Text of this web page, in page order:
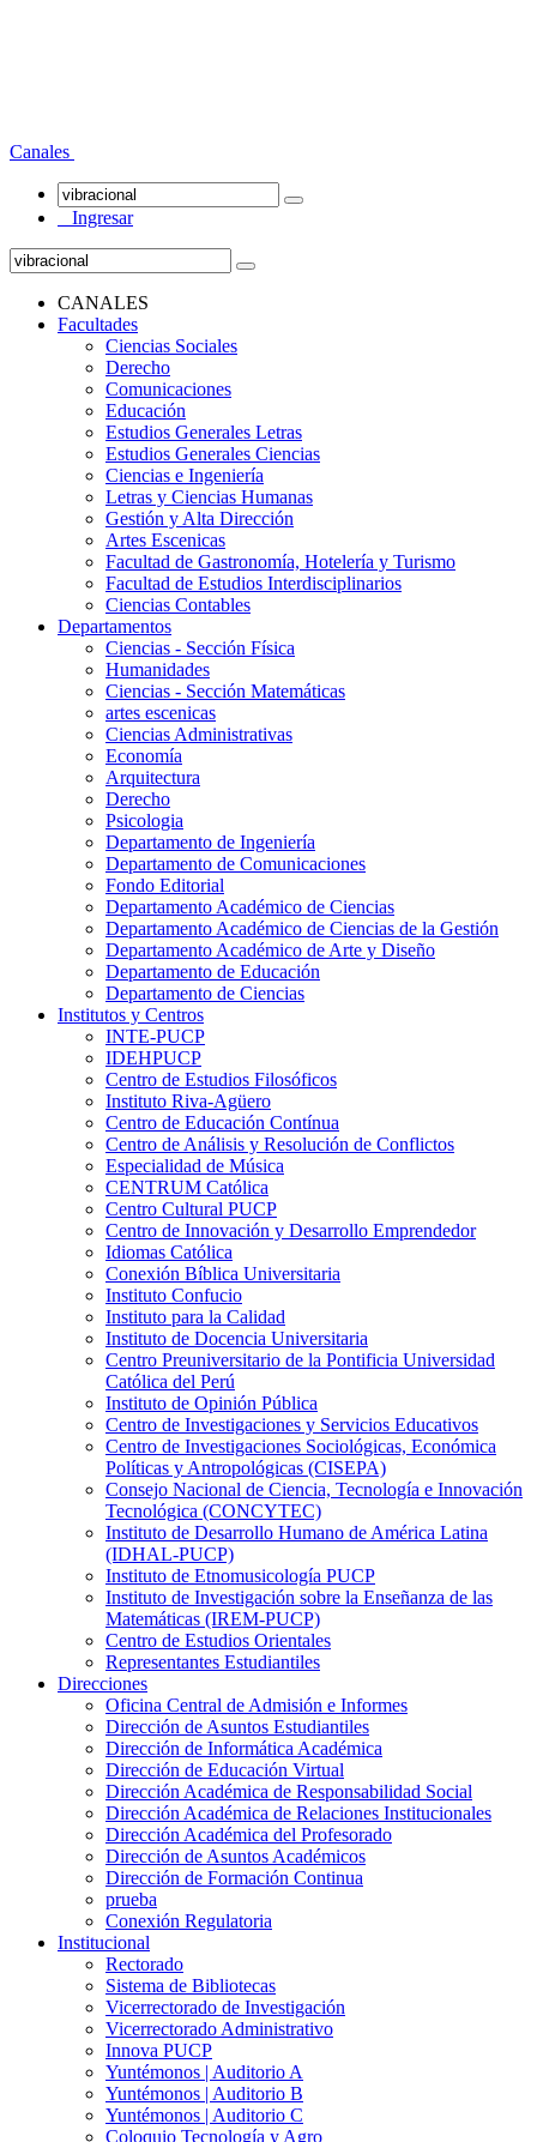
Canales
Ingresar
CANALES
Facultades
Ciencias Sociales
Derecho
Comunicaciones
Educación
Estudios Generales Letras
Estudios Generales Ciencias
Ciencias e Ingeniería
Letras y Ciencias Humanas
Gestión y Alta Dirección
Artes Escenicas
Facultad de Gastronomía, Hotelería y Turismo
Facultad de Estudios Interdisciplinarios
Ciencias Contables
Departamentos
Ciencias - Sección Física
Humanidades
Ciencias - Sección Matemáticas
artes escenicas
Ciencias Administrativas
Economía
Arquitectura
Derecho
Psicologia
Departamento de Ingeniería
Departamento de Comunicaciones
Fondo Editorial
Departamento Académico de Ciencias
Departamento Académico de Ciencias de la Gestión
Departamento Académico de Arte y Diseño
Departamento de Educación
Departamento de Ciencias
Institutos y Centros
INTE-PUCP
IDEHPUCP
Centro de Estudios Filosóficos
Instituto Riva-Agüero
Centro de Educación Contínua
Centro de Análisis y Resolución de Conflictos
Especialidad de Música
CENTRUM Católica
Centro Cultural PUCP
Centro de Innovación y Desarrollo Emprendedor
Idiomas Católica
Conexión Bíblica Universitaria
Instituto Confucio
Instituto para la Calidad
Instituto de Docencia Universitaria
Centro Preuniversitario de la Pontificia Universidad
Católica del Perú
Instituto de Opinión Pública
Centro de Investigaciones y Servicios Educativos
Centro de Investigaciones Sociológicas, Económica
Políticas y Antropológicas (CISEPA)
Consejo Nacional de Ciencia, Tecnología e Innovación
Tecnológica (CONCYTEC)
Instituto de Desarrollo Humano de América Latina
(IDHAL-PUCP)
Instituto de Etnomusicología PUCP
Instituto de Investigación sobre la Enseñanza de las
Matemáticas (IREM-PUCP)
Centro de Estudios Orientales
Representantes Estudiantiles
Direcciones
Oficina Central de Admisión e Informes
Dirección de Asuntos Estudiantiles
Dirección de Informática Académica
Dirección de Educación Virtual
Dirección Académica de Responsabilidad Social
Dirección Académica de Relaciones Institucionales
Dirección Académica del Profesorado
Dirección de Asuntos Académicos
Dirección de Formación Continua
prueba
Conexión Regulatoria
Institucional
Rectorado
Sistema de Bibliotecas
Vicerrectorado de Investigación
Vicerrectorado Administrativo
Innova PUCP
Yuntémonos | Auditorio A
Yuntémonos | Auditorio B
Yuntémonos | Auditorio C
Coloquio Tecnología y Agro